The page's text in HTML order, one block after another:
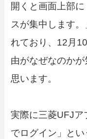
開くと画面上部
スが集中します
れており、12月
由がなぜなのか
思います。
実際に三菱UFJア
でログイン」と